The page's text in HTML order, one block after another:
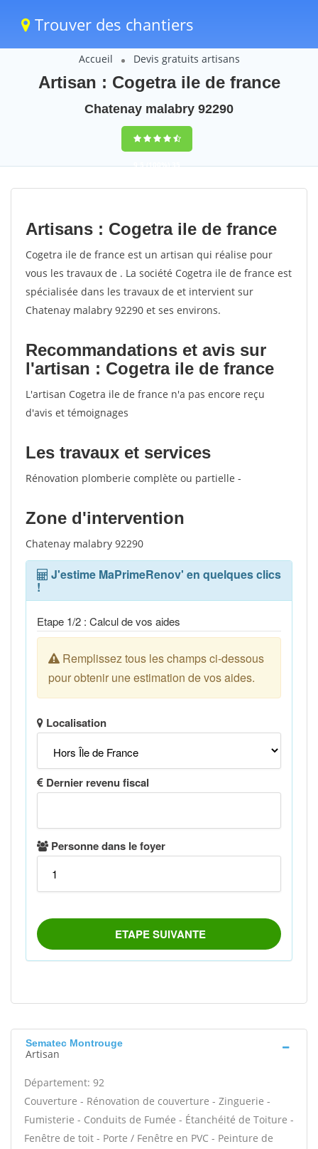
Trouver des chantiers
Accueil Devis gratuits artisans
Artisan : Cogetra ile de france
Chatenay malabry 92290
9,5(100%)35
votes
Artisans : Cogetra ile de france
Cogetra ile de france est un artisan qui réalise pour
vous les travaux de . La société Cogetra ile de france est
spécialisée dans les travaux de et intervient sur
Chatenay malabry 92290 et ses environs.
Recommandations et avis sur
l'artisan : Cogetra ile de france
L'artisan Cogetra ile de france n'a pas encore reçu
d'avis et témoignages
Les travaux et services
Rénovation plomberie complète ou partielle -
Zone d'intervention
Chatenay malabry 92290
Sematec Montrouge
Artisan
Département: 92
Couverture - Rénovation de couverture - Zinguerie -
Fumisterie - Conduits de Fumée - Étanchéité de Toiture -
Fenêtre de toit - Porte / Fenêtre en PVC - Peinture de